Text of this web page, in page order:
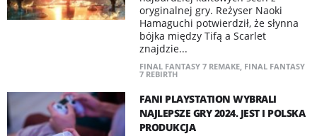
oryginalnej gry. Reżyser Naoki
Hamaguchi potwierdził, że słynna
bójka między Tifą a Scarlet
znajdzie...
FINAL FANTASY 7 REMAKE, FINAL FANTASY
7 REBIRTH
FANI PLAYSTATION WYBRALI
NAJLEPSZE GRY 2024. JEST I POLSKA
PRODUKCJA